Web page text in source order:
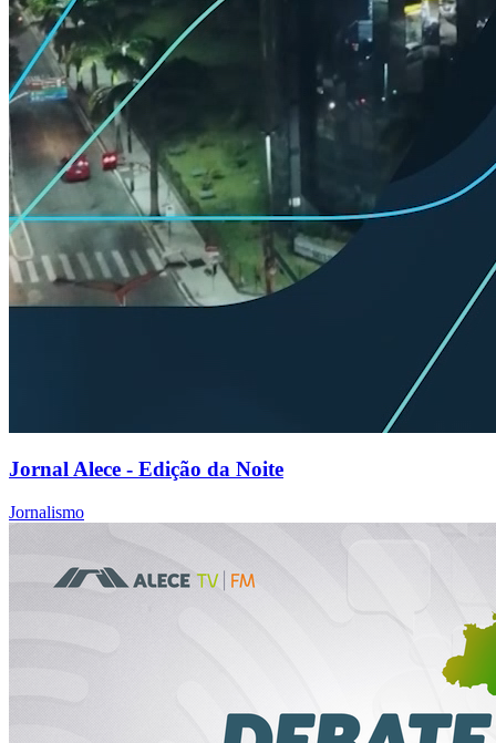
Jornal Alece - Edição da Noite
Jornalismo